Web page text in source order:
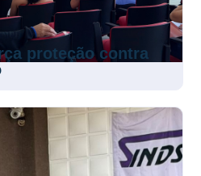
proteção contra